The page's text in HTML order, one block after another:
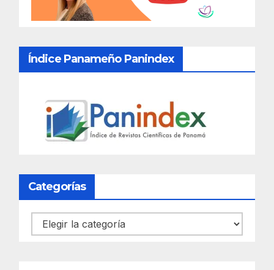
Índice Panameño Panindex
Categorías
Categorías